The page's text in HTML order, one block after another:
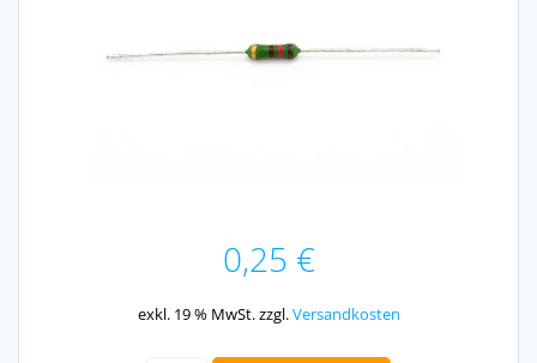
0,25 €
exkl. 19 % MwSt. zzgl.Versandkosten